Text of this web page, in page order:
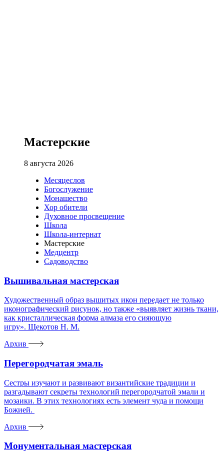
Мастерские
8 августа 2026
Месяцеслов
Богослужение
Монашество
Хор обители
Духовное просвещение
Школа
Школа-интернат
Мастерские
Медцентр
Садоводство
Вышивальная мастерская
Художественный образ вышитых икон передает не только
иконографический рисунок, но также «выявляет жизнь ткани,
как кристаллическая форма алмаза его сияющую
игру». Щекотов Н. М.
Архив
Перегородчатая эмаль
Сестры изучают и развивают византийские традиции и
разгадывают секреты технологий перегородчатой эмали и
мозаики. В этих технологиях есть элемент чуда и помощи
Божией.
Архив
Монументальная мастерская